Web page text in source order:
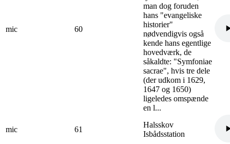
mic 60
man dog foruden
hans "evangeliske
historier"
nødvendigvis også
kende hans egentlige
hovedværk, de
såkaldte: "Symfoniae
sacrae", hvis tre dele
(der udkom i 1629,
1647 og 1650)
ligeledes omspænde
en l...
mic 61
Halsskov
Isbådsstation